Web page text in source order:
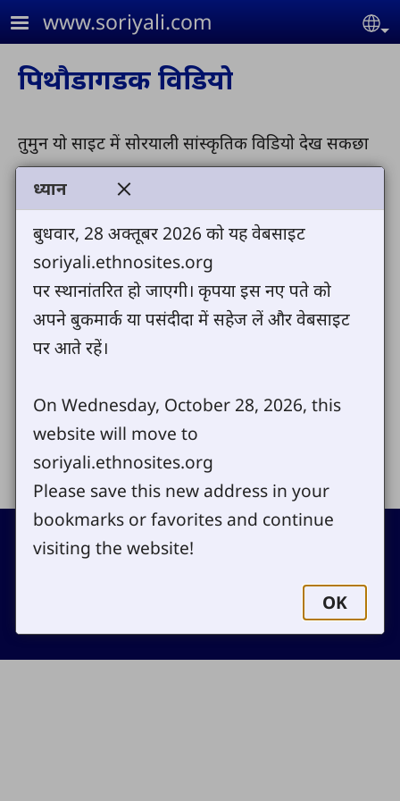
Skip to main content
www.soriyali.com
पिथौडागडक विडियो
तुमुन यो साइट में सोरयाली सांस्कृतिक विडियो देख सकछा
This video cannot be displayed unless you
click "Accept" to consent to cookies.
Accept all cookies
Share
Footer
Contact
Copyright
ध्यान
बुधवार, 28 अक्तूबर 2026 को यह वेबसाइट
soriyali.ethnosites.org
पर स्थानांतरित हो जाएगी। कृपया इस नए पते को
अपने बुकमार्क या पसंदीदा में सहेज लें और वेबसाइट
पर आते रहें।
On Wednesday, October 28, 2026, this
website will move to
soriyali.ethnosites.org
Please save this new address in your
bookmarks or favorites and continue
visiting the website!
OK